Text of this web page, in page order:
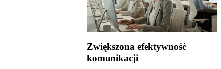
Zwiększona efektywność
komunikacji